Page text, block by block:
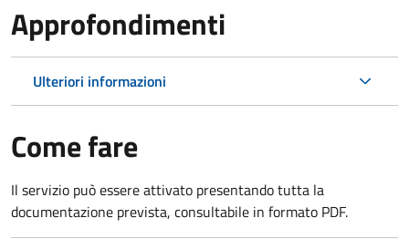
Approfondimenti
Ulteriori informazioni
Come fare
Il servizio può essere attivato presentando tutta la
documentazione prevista, consultabile in formato PDF.